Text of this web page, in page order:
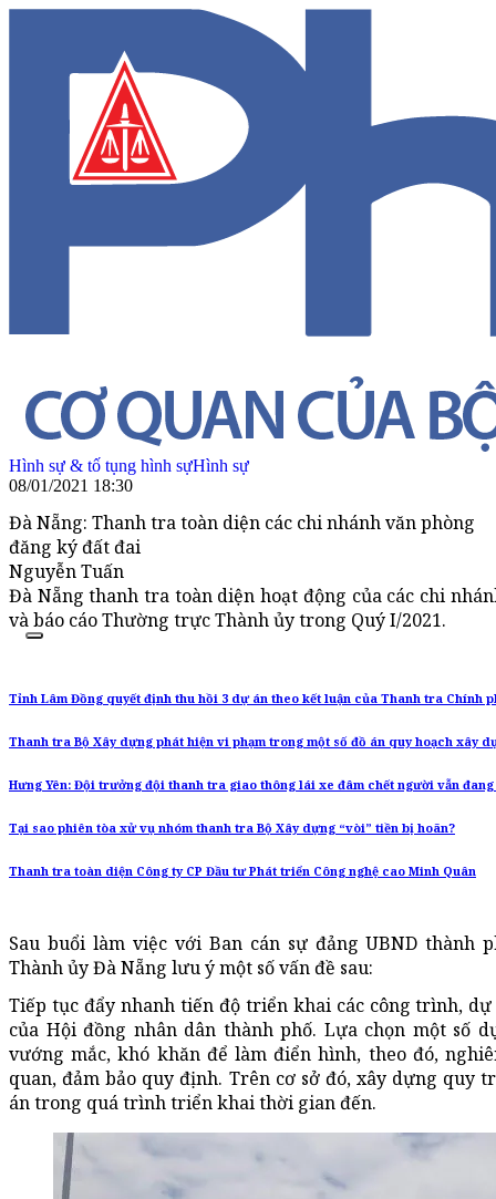
Hình sự & tố tụng hình sựHình sự
08/01/2021 18:30
Đà Nẵng: Thanh tra toàn diện các chi nhánh văn phòng
đăng ký đất đai
Nguyễn Tuấn
Đà Nẵng thanh tra toàn diện hoạt động của các chi
và báo cáo Thường trực Thành ủy trong Quý I/2021.
Tỉnh Lâm Đồng quyết định thu hồi 3 dự án theo kết luận của Thanh tra Chính
Thanh tra Bộ Xây dựng phát hiện vi phạm trong một số đồ án quy hoạch xây
Hưng Yên: Đội trưởng đội thanh tra giao thông lái xe đâm chết người vẫn
Tại sao phiên tòa xử vụ nhóm thanh tra Bộ Xây dựng “vòi” tiền bị hoãn?
Thanh tra toàn diện Công ty CP Đầu tư Phát triển Công nghệ cao Minh Quân
Sau buổi làm việc với Ban cán sự đảng UBND thành
Thành ủy Đà Nẵng lưu ý một số vấn đề sau:
Tiếp tục đẩy nhanh tiến độ triển khai các công trình,
của Hội đồng nhân dân thành phố. Lựa chọn một số
vướng mắc, khó khăn để làm điển hình, theo đó,
quan, đảm bảo quy định. Trên cơ sở đó, xây dựng quy
án trong quá trình triển khai thời gian đến.